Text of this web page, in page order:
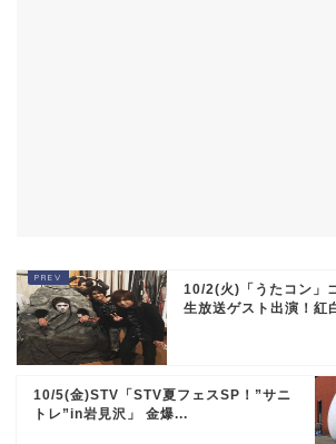
10/2(火)「うたコン」
生放送ゲスト出演！紅
10/5(金)STV「STV夏フェスSP！”サニ
トレ”in岩見沢」 金爆...